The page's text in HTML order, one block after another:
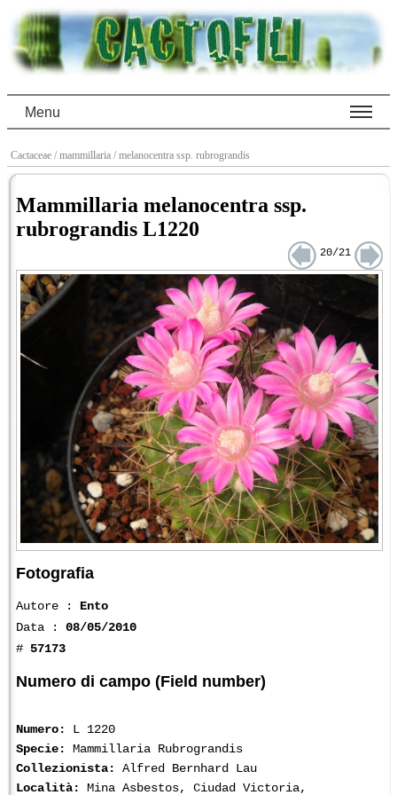
Menu
Cactaceae / mammillaria / melanocentra ssp. rubrograndis
Mammillaria melanocentra ssp.
rubrograndis L1220
20/21
Fotografia
Autore : Ento
Data : 08/05/2010
# 57173
Numero di campo (Field number)
Numero:
L 1220
Specie:
Mammillaria Rubrograndis
Collezionista:
Alfred Bernhard Lau
Località:
Mina Asbestos, Ciudad Victoria,